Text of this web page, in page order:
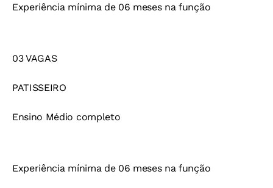
Experiência mínima de 06 meses na função
03 VAGAS
PATISSEIRO
Ensino Médio completo
Experiência mínima de 06 meses na função